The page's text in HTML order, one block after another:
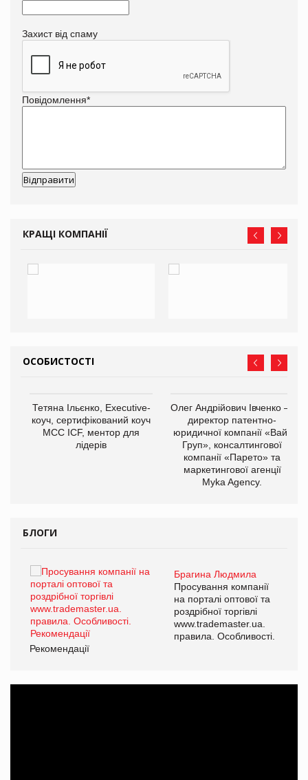
Захист від спаму
Повідомлення*
КРАЩІ КОМПАНІЇ
ОСОБИСТОСТІ
Тетяна Ільєнко, Executive-
коуч, сертифікований коуч
МСС ICF, ментор для
лідерів
Олег Андрійович Івченко —
директор патентно-
юридичної компанії «Вайз
Груп», консалтингової
компанії «Парето» та
маркетингової агенції
Myka Agency.
БЛОГИ
Брагина Людмила
Просування компанії
на порталі оптової та
роздрібної торгівлі
www.trademaster.ua.
правила. Особливості.
Рекомендації